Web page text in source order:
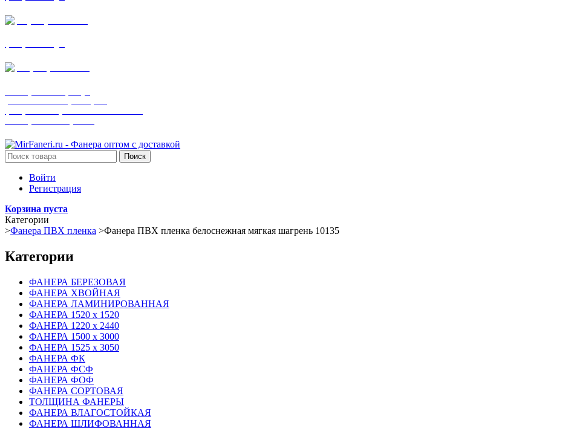
Поиск
Войти
Регистрация
Корзина пуста
Категории
>Фанера ПВХ пленка >Фанера ПВХ пленка белоснежная мягкая шагрень 10135
Категории
ФАНЕРА БЕРЕЗОВАЯ
ФАНЕРА ХВОЙНАЯ
ФАНЕРА ЛАМИНИРОВАННАЯ
ФАНЕРА 1520 х 1520
ФАНЕРА 1220 х 2440
ФАНЕРА 1500 х 3000
ФАНЕРА 1525 х 3050
ФАНЕРА ФК
ФАНЕРА ФСФ
ФАНЕРА ФОФ
ФАНЕРА СОРТОВАЯ
ТОЛЩИНА ФАНЕРЫ
ФАНЕРА ВЛАГОСТОЙКАЯ
ФАНЕРА ШЛИФОВАННАЯ